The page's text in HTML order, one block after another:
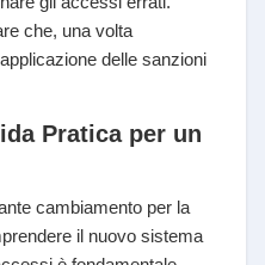
che, una volta
delle sanzioni
Pratica per un
cambiamento per la
il nuovo sistema